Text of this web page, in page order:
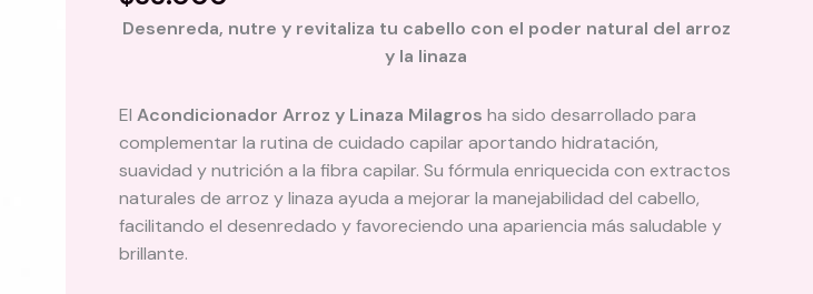
puntuación
Desenreda, nutre y revitaliza tu cabello con el poder natural del arroz
y la linaza
El Acondicionador Arroz y Linaza Milagros ha sido desarrollado para
complementar la rutina de cuidado capilar aportando hidratación,
suavidad y nutrición a la fibra capilar. Su fórmula enriquecida con extractos
naturales de arroz y linaza ayuda a mejorar la manejabilidad del cabello,
facilitando el desenredado y favoreciendo una apariencia más saludable y
brillante.